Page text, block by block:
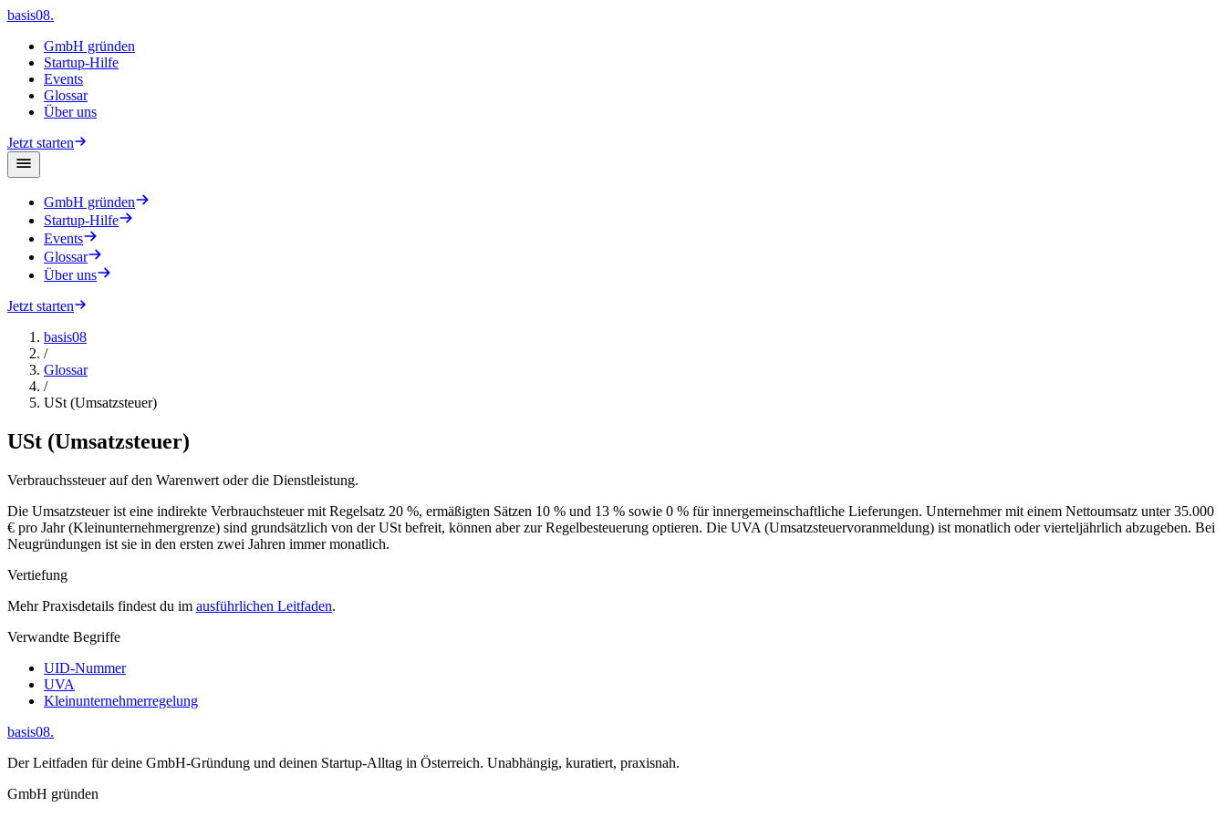
basis08.
GmbH gründen
Startup-Hilfe
Events
Glossar
Über uns
Jetzt starten
GmbH gründen
Startup-Hilfe
Events
Glossar
Über uns
Jetzt starten
basis08
/
Glossar
/
USt (Umsatzsteuer)
USt (Umsatzsteuer)
Verbrauchssteuer auf den Warenwert oder die Dienstleistung.
Die Umsatzsteuer ist eine indirekte Verbrauchsteuer mit Regelsatz 20 %, ermäßigten Sätzen 10 % und 13 % sowie 0 % für innergemeinschaftliche Lieferungen. Unternehmer mit einem Nettoumsatz unter 35.000
€ pro Jahr (Kleinunternehmergrenze) sind grundsätzlich von der USt befreit, können aber zur Regelbesteuerung optieren. Die UVA (Umsatzsteuervoranmeldung) ist monatlich oder vierteljährlich abzugeben. Bei
Neugründungen ist sie in den ersten zwei Jahren immer monatlich.
Vertiefung
Mehr Praxisdetails findest du im ausführlichen Leitfaden.
Verwandte Begriffe
UID-Nummer
UVA
Kleinunternehmerregelung
basis08.
Der Leitfaden für deine GmbH-Gründung und deinen Startup-Alltag in Österreich. Unabhängig, kuratiert, praxisnah.
GmbH gründen